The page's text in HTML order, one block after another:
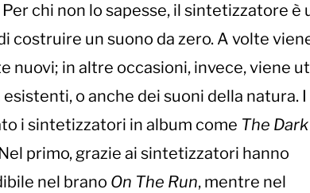
chi non lo sapesse, il sintetizzatore è
costruire un suono da zero. A volte
nuovi; in altre occasioni, invece, viene
o anche dei suoni della natura. I
i sintetizzatori in album come The
primo, grazie ai sintetizzatori hanno
nel brano On The Run, mentre nel